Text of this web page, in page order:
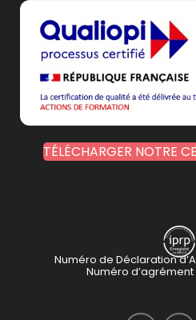
TÉLÉCHARGER NOTRE
Numéro de Déclaration
Numéro d’agrément